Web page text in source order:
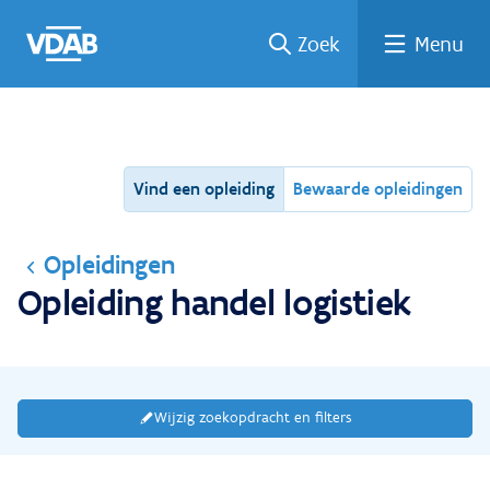
naar
een
een
job
naar
Zoek Menu
Vind een opleiding Bewaarde opleidingen
Opleidingen
Opleiding handel logistiek
Wijzig zoekopdracht en filters